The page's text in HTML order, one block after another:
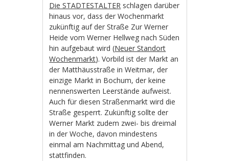
Die STADTESTALTER schlagen darüber
hinaus vor, dass der Wochenmarkt
zukünftig auf der Straße Zur Werner
Heide vom Werner Hellweg nach Süden
hin aufgebaut wird (Neuer Standort
Wochenmarkt). Vorbild ist der Markt an
der Matthäusstraße in Weitmar, der
einzige Markt in Bochum, der keine
nennenswerten Leerstände aufweist.
Auch für diesen Straßenmarkt wird die
Straße gesperrt. Zukünftig sollte der
Werner Markt zudem zwei- bis dreimal
in der Woche, davon mindestens
einmal am Nachmittag und Abend,
stattfinden.